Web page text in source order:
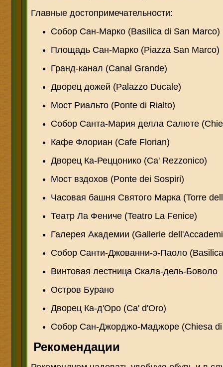
Главные достопримечательности:
Собор Сан-Марко (Basilica di San Marco)
Площадь Сан-Марко (Piazza San Marco)
Гранд-канал (Canal Grande)
Дворец дожей (Palazzo Ducale)
Мост Риальто (Ponte di Rialto)
Собор Санта-Мария делла Салюте
Кафе Флориан (Cafe Florian)
Дворец Ка-Реццонико (Ca' Rezzonico)
Мост вздохов (Ponte dei Sospiri)
Часовая башня Святого Марка (Torre
Театр Ла Фениче (Teatro La Fenice)
Галерея Академии (Gallerie
Собор Санти-Джованни-э-Паоло
Винтовая лестница Скала-дель-Боволо
Остров Бурано
Дворец Ка-д'Оро (Ca' d'Oro)
Собор Сан-Джорджо-Маджоре (Chiesa di
Рекомендации